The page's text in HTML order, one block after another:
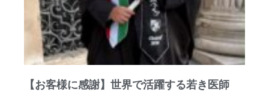
【お客様に感謝】世界で活躍する若き医師